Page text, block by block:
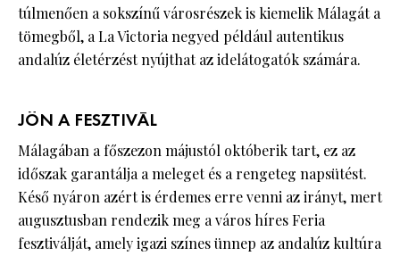
túlmenően a sokszínű városrészek is kiemelik Málagát a
tömegből, a La Victoria negyed például autentikus
andalúz életérzést nyújthat az idelátogatók számára.
JÖN A FESZTIVÁL
Málagában a főszezon májustól októberik tart, ez az
időszak garantálja a meleget és a rengeteg napsütést.
Késő nyáron azért is érdemes erre venni az irányt, mert
augusztusban rendezik meg a város híres Feria
fesztiválját, amely igazi színes ünnep az andalúz kultúra